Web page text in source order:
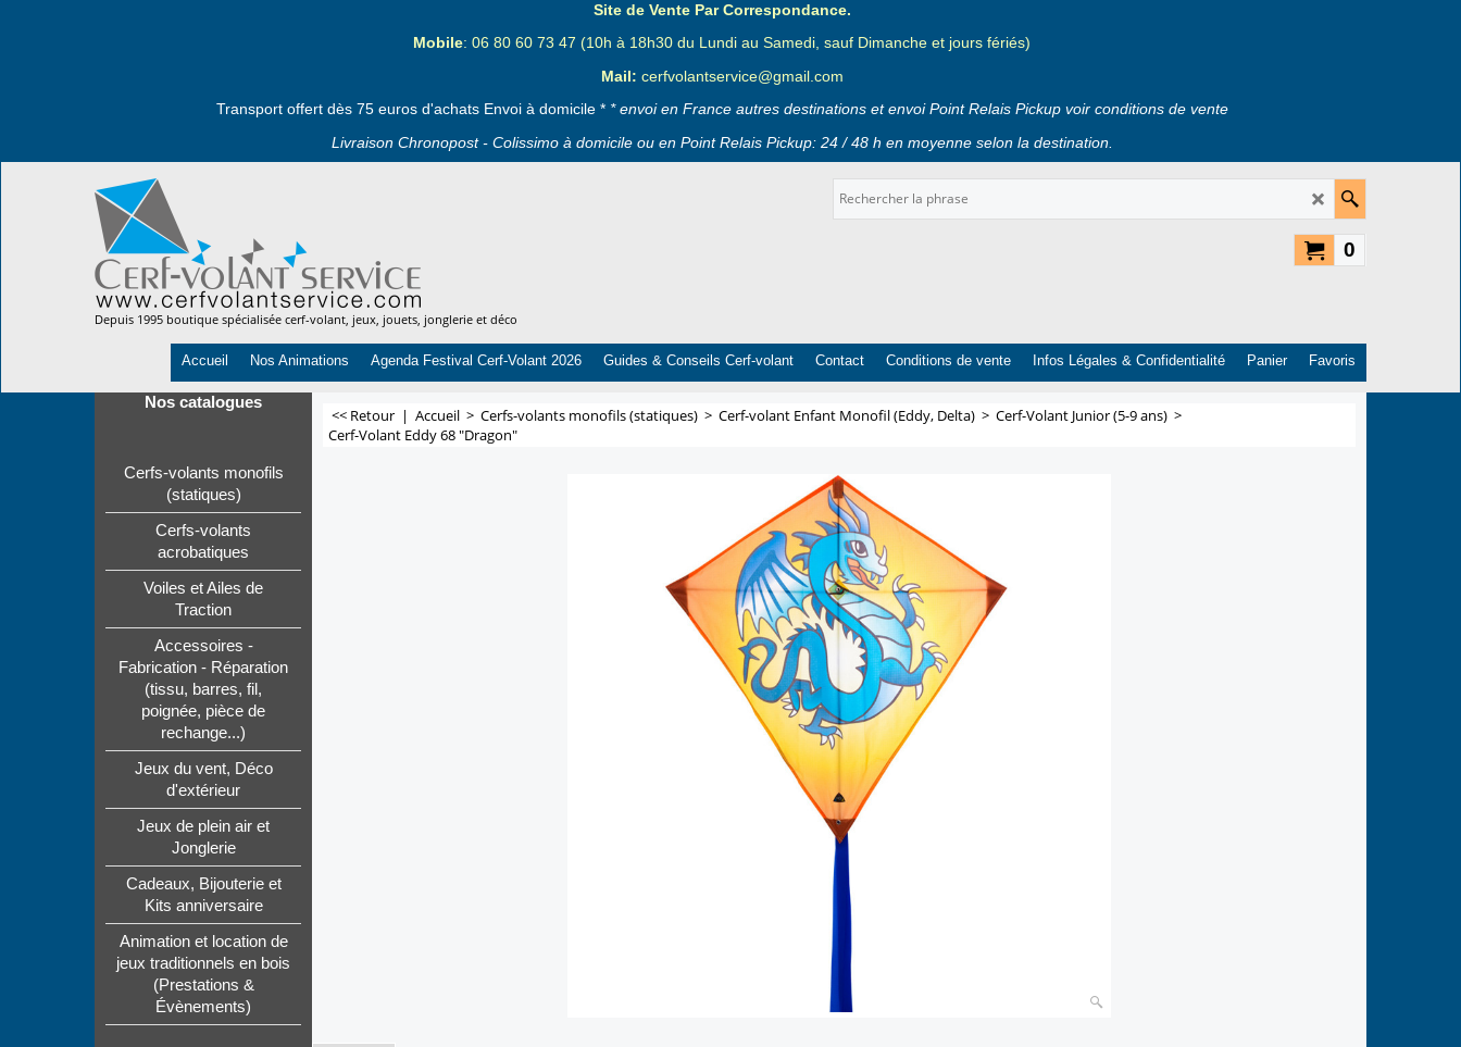
Site de Vente Par Correspondance.
Mobile: 06 80 60 73 47 (10h à 18h30 du Lundi au Samedi, sauf Dimanche et jours fériés)
Mail: cerfvolantservice@gmail.com
Transport offert dès 75 euros d'achats Envoi à domicile * * envoi en France autres destinations et envoi Point Relais Pickup voir conditions de vente
Livraison Chronopost - Colissimo à domicile ou en Point Relais Pickup: 24 / 48 h en moyenne selon la destination.
Depuis 1995 boutique spécialisée cerf-volant, jeux, jouets, jonglerie et déco
0
Accueil Nos Animations Agenda Festival Cerf-Volant 2026 Guides & Conseils Cerf-volant Contact Conditions de vente Infos Légales & Confidentialité Panier Favoris
Nos catalogues
Cerfs-volants monofils
(statiques)
Cerfs-volants
acrobatiques
Voiles et Ailes de
Traction
Accessoires -
Fabrication - Réparation
(tissu, barres, fil,
poignée, pièce de
rechange...)
Jeux du vent, Déco
d'extérieur
Jeux de plein air et
Jonglerie
Cadeaux, Bijouterie et
Kits anniversaire
Animation et location de
jeux traditionnels en bois
(Prestations &
Évènements)
<< Retour | Accueil > Cerfs-volants monofils (statiques) > Cerf-volant Enfant Monofil (Eddy, Delta) > Cerf-Volant Junior (5-9 ans) >
Cerf-Volant Eddy 68 "Dragon"